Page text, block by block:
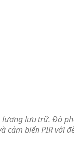
lưu trữ. Độ
cảm biến PIR với